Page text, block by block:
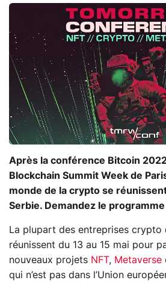
Après la conférence Bitcoin
Blockchain Summit Week de
monde de la crypto se
Serbie. Demandez le programme
La plupart des entreprises crypto
réunissent du 13 au 15 mai pour
nouveaux projets NFT, Metaverse
qui n’est pas dans l’Union